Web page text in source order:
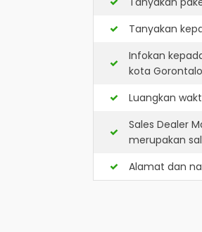
Tanyakan
Infokan
kota
Luangkan
Sales Dealer
merupakan
Alamat dan